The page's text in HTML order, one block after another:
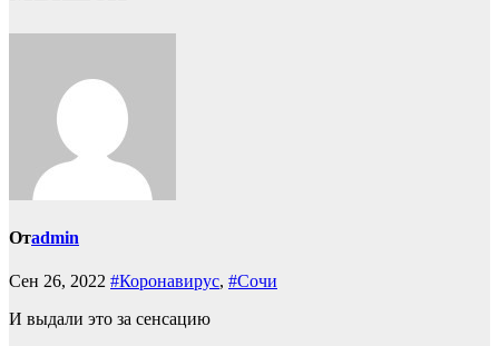
Отadmin
Сен 26, 2022 #Коронавирус, #Сочи
И выдали это за сенсацию